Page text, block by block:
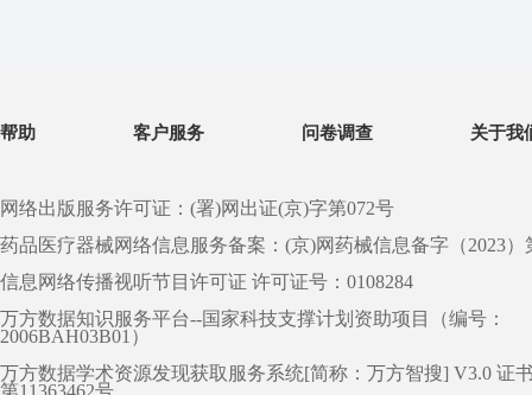
帮助 客户服务 问卷调查 关于我
网络出版服务许可证：(署)网出证(京)字第072号
药品医疗器械网络信息服务备案：(京)网药械信息备字（2023）
信息网络传播视听节目许可证 许可证号：0108284
万方数据知识服务平台--国家科技支撑计划资助项目（编号：
2006BAH03B01）
万方数据学术资源发现获取服务系统[简称：万方智搜] V3.0 证
第11363462号